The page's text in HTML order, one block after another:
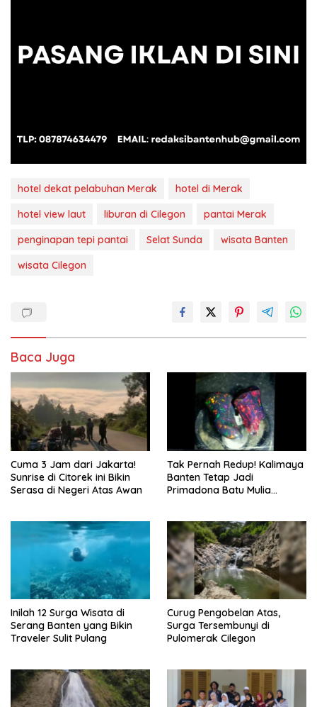
hotel dekat pelabuhan Merak
hotel di Merak
hotel view laut
liburan di Cilegon
pantai Merak
penginapan tepi pantai
Selat Sunda
wisata Banten
wisata Cilegon
Baca Juga
Cuma 3 Jam dari Jakarta!
Sunrise di Citorek ini Bikin
Serasa di Negeri Atas Awan
Tak Pernah Redup! Kalimaya
Banten Tetap Jadi
Primadona Batu Mulia
Inilah 12 Surga Wisata di
Serang Banten yang Bikin
Traveler Sulit Pulang
Curug Pengobelan Atas,
Surga Tersembunyi di
Pulomerak Cilegon